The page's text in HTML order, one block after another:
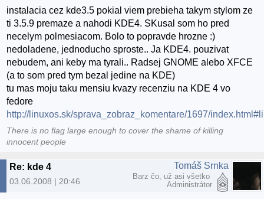
instalacia cez kde3.5 pokial viem prebieha takym stylom ze
ti 3.5.9 premaze a nahodi KDE4. SKusal som ho pred
necelym polmesiacom. Bolo to popravde hrozne :)
nedoladene, jednoducho sproste.. Ja KDE4. pouzivat
nebudem, ani keby ma tyrali.. Radsej GNOME alebo XFCE
(a to som pred tym bezal jedine na KDE)
tu mas moju taku mensiu kvazy recenziu na KDE 4 vo
fedore
http://linuxos.sk/sprava_zobraz_komentare/1697/
There is no flag large enough to cover the shame of killing
innocent people
Re: kde 4
03.06.2008 | 20:46
Tomáš Srnka
Barz čo, už asi všetko
Administrátor